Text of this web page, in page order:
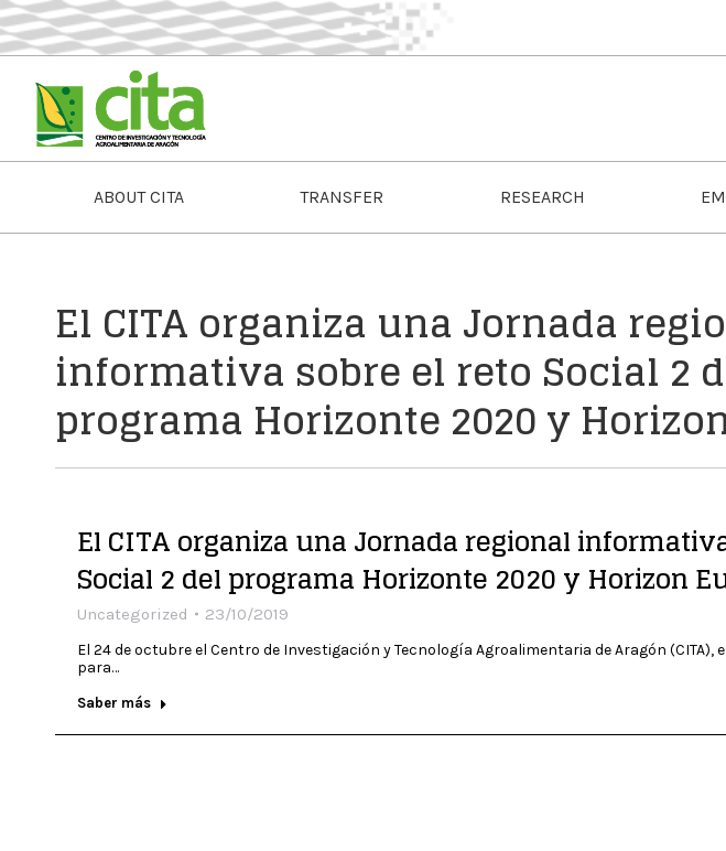
ABOUT CITA TRANSFER RESEARCH
El CITA organiza una Jornada
informativa sobre el reto Social 2
programa Horizonte 2020 y
El CITA organiza una Jornada regional
Social 2 del programa Horizonte 2020 y Horizon
Uncategorized 23/10/2019
El 24 de octubre el Centro de Investigación y Tecnología Agroalimentaria de Aragón
para…
Saber más